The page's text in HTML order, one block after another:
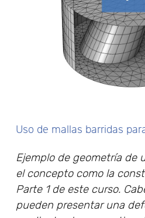
Uso de mallas barridas
Ejemplo de geometría de
el concepto como la
Parte 1 de este curso.
pueden presentar una